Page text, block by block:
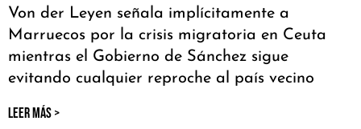
Von der Leyen señala implícitamente a
Marruecos por la crisis migratoria en Ceuta
mientras el Gobierno de Sánchez sigue
evitando cualquier reproche al país vecino
LEER MÁS >